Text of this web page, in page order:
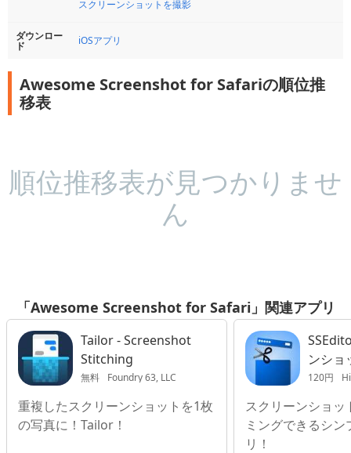
スクリーンショットを撮影
ダウンロー
ド iOSアプリ
Awesome Screenshot for Safariの順位推
移表
順位推移表が見つかりませ
ん
「Awesome Screenshot for Safari」関連アプリ
Tailor - Screenshot
Stitching
無料 Foundry 63, LLC
重複したスクリーンショットを1枚
の写真に！Tailor！
ンショ
ル
120円
スクリーンショッ
ミングできるシ
リ！